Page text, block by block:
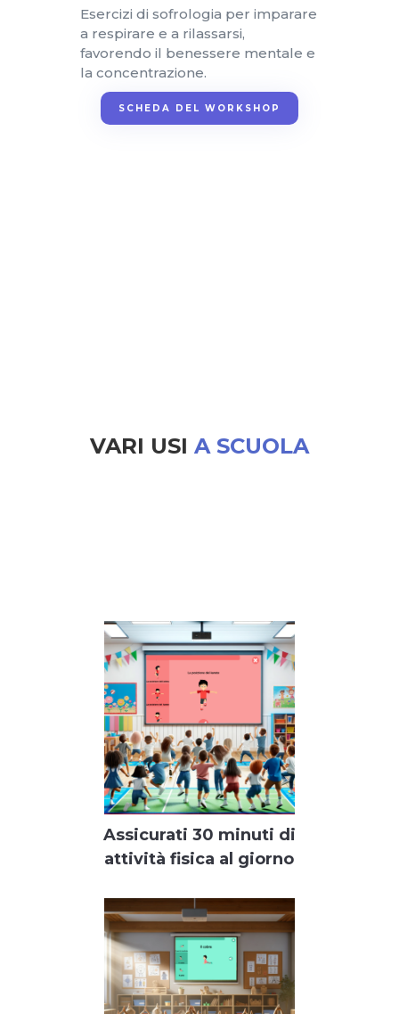
Esercizi di sofrologia per imparare
a respirare e a rilassarsi,
favorendo il benessere mentale e
la concentrazione.
SCHEDA DEL WORKSHOP
VARI USI A SCUOLA
Assicurati 30 minuti di
attività fisica al giorno